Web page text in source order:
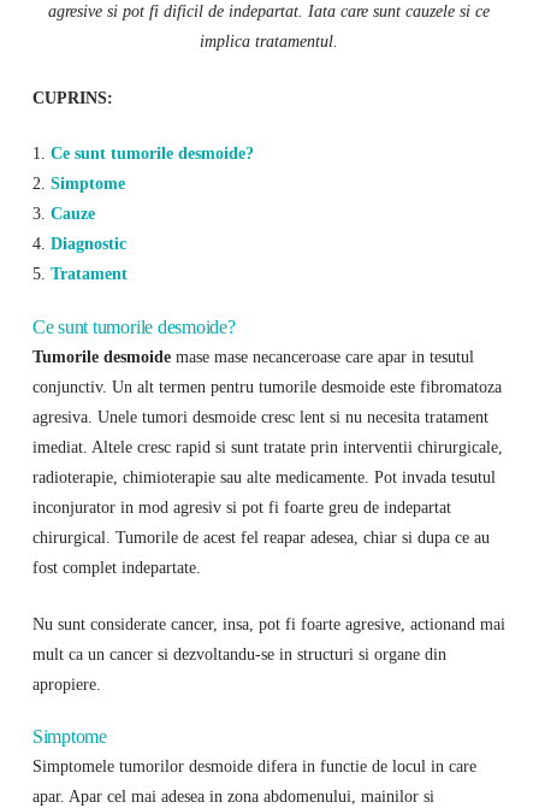
agresive si pot fi dificil de indepartat. Iata care sunt cauzele si ce
implica tratamentul.
CUPRINS:
1. Ce sunt tumorile desmoide?
2. Simptome
3. Cauze
4. Diagnostic
5. Tratament
Ce sunt tumorile desmoide?
Tumorile desmoidemase mase necanceroase care apar in tesutul
conjunctiv. Un alt termen pentru tumorile desmoide este fibromatoza
agresiva. Unele tumori desmoide cresc lent si nu necesita tratament
imediat. Altele cresc rapid si sunt tratate prin interventii chirurgicale,
radioterapie, chimioterapie sau alte medicamente. Pot invada tesutul
inconjurator in mod agresiv si pot fi foarte greu de indepartat
chirurgical. Tumorile de acest fel reapar adesea, chiar si dupa ce au
fost complet indepartate.
Nu sunt considerate cancer, insa, pot fi foarte agresive, actionand mai
mult ca un cancer si dezvoltandu-se in structuri si organe din
apropiere.
Simptome
Simptomele tumorilor desmoide difera in functie de locul in care
apar. Apar cel mai adesea in zona abdomenului, mainilor si